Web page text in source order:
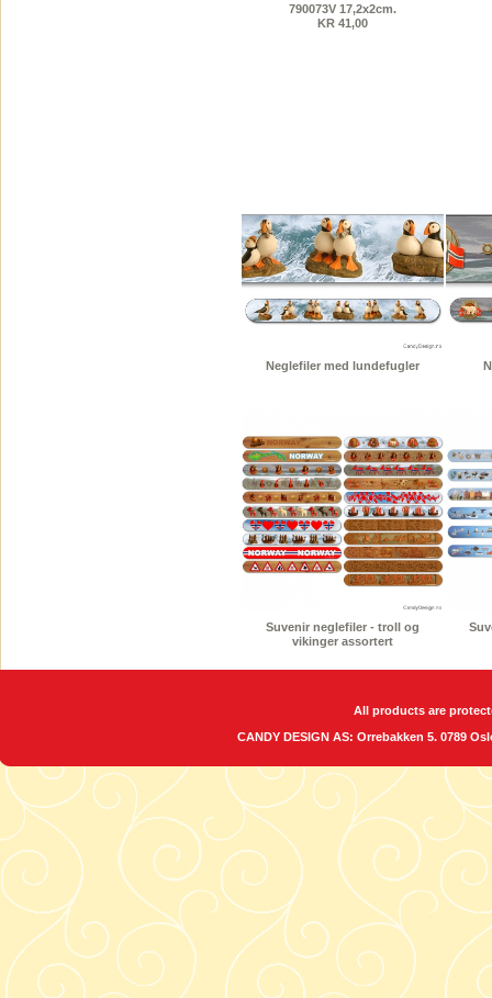
790073V 17,2x2cm.
KR 41,00
Neglefiler med lundefugler
Suvenir neglefiler - troll og
vikinger assortert
All products are
CANDY DESIGN AS: Orrebakken 5. 0789